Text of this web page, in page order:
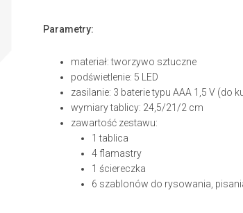
Parametry:
materiał: tworzywo sztuczne
podświetlenie: 5 LED
zasilanie: 3 baterie typu AAA 1,5 V (do
wymiary tablicy: 24,5/21/2 cm
zawartość zestawu:
1 tablica
4 flamastry
1 ściereczka
6 szablonów do rysowania,